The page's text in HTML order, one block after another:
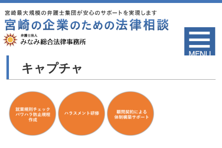
キャプチャ